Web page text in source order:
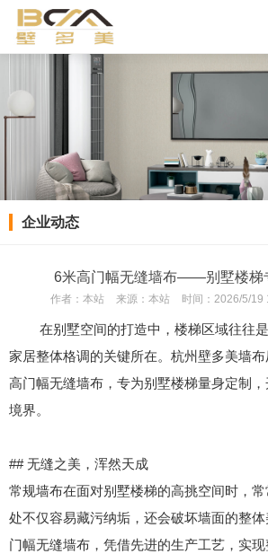
企业动态
6米高门幅无缝墙布——别墅楼梯
作者： 本站 来源： 本站 时间： 2026/5/19
在别墅空间的打造中，楼梯区域往往
家居整体格调的关键所在。杭州壁多美墙
高门幅无缝墙布，专为别墅楼梯量身定制
境界。
## 无缝之美，浑然天成
常规墙布在面对别墅楼梯的高挑空间时，
处不仅容易藏污纳垢，还会破坏墙面的整
门幅无缝墙布，凭借先进的生产工艺，实